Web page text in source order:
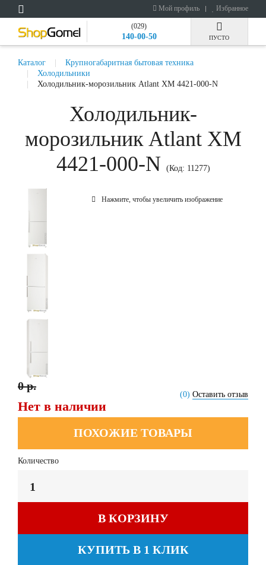
Мой профиль Избранное
(029)
140-00-50 ПУСТО
Каталог
Крупногабаритная бытовая техника
Холодильники
Холодильник-морозильник Atlant ХМ 4421-000-N
Холодильник-
морозильник Atlant ХМ
4421-000-N (Код: 11277)
Нажмите, чтобы увеличить изображение
(0) Оставить отзыв
0 р.
Нет в наличии
ПОХОЖИЕ ТОВАРЫ
Количество
В КОРЗИНУ
КУПИТЬ В 1 КЛИК